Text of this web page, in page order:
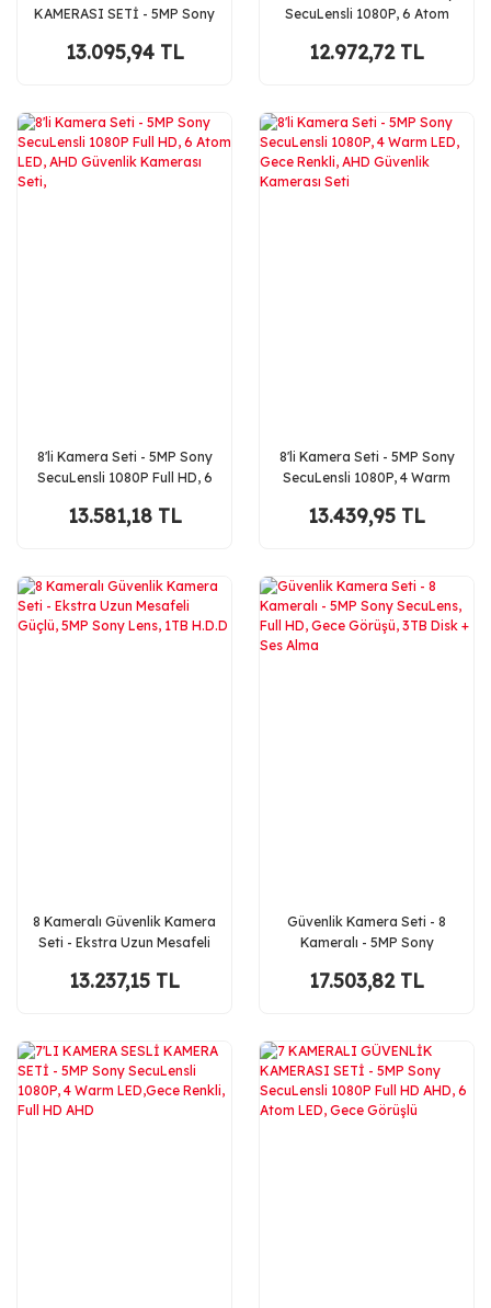
KAMERASI SETİ - 5MP Sony
Warm LED,
13.095,94 TL
SecuLensli 1080P, 6 Atom
Kamerası Seti,
12.972,72 TL
8'li Kamera Seti - 5MP Sony
SecuLensli 1080P Full HD, 6
Kamerası Seti,
13.581,18 TL
8'li Kamera Seti - 5MP Sony
SecuLensli 1080P, 4 Warm
Güvenlik Kamerası Seti
13.439,95 TL
8 Kameralı Güvenlik Kamera
Seti - Ekstra Uzun Mesafeli
H.D.D
13.237,15 TL
Güvenlik Kamera Seti - 8
Kameralı - 5MP Sony
Görüşü, 3TB Disk + Ses Alma
17.503,82 TL